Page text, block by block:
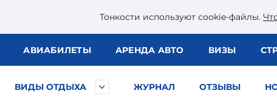
Тонкости используют сookie-файлы.
АВИАБИЛЕТЫ АРЕНДА АВТО ВИЗЫ
ВИДЫ ОТДЫХА ЖУРНАЛ ОТЗЫВЫ